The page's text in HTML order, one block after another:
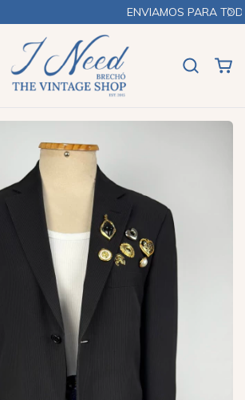
PARA TODO O BRASIL